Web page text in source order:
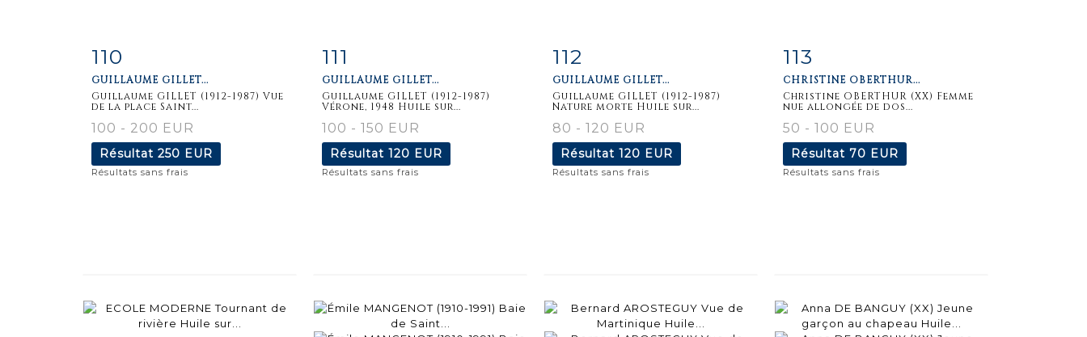
110
GUILLAUME GILLET...
Guillaume GILLET (1912-1987) Vue
de la place Saint...
100 - 200 EUR
Résultat 250 EUR
Résultats sans frais
111
GUILLAUME GILLET...
Guillaume GILLET (1912-1987)
Vérone, 1948 Huile sur...
100 - 150 EUR
Résultat 120 EUR
Résultats sans frais
112
GUILLAUME GILLET...
Guillaume GILLET (1912-1987)
Nature morte Huile sur...
80 - 120 EUR
Résultat 120 EUR
Résultats sans frais
113
CHRISTINE OBERTHUR...
Christine OBERTHUR (XX) Femme
nue allongée de dos...
50 - 100 EUR
Résultat 70 EUR
Résultats sans frais